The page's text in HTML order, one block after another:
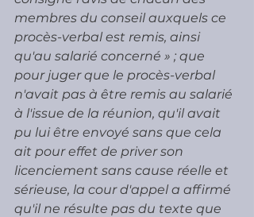
membres du conseil auxquels ce
procès-verbal est remis, ainsi
qu'au salarié concerné » ; que
pour juger que le procès-verbal
n'avait pas à être remis au salarié
à l'issue de la réunion, qu'il avait
pu lui être envoyé sans que cela
ait pour effet de priver son
licenciement sans cause réelle et
sérieuse, la cour d'appel a affirmé
qu'il ne résulte pas du texte que